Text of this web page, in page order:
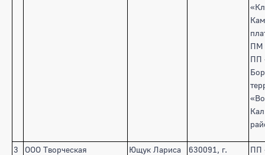
ПМ
ПП
3
ООО Творческая
Ющук Лариса
630091, г.
ПП